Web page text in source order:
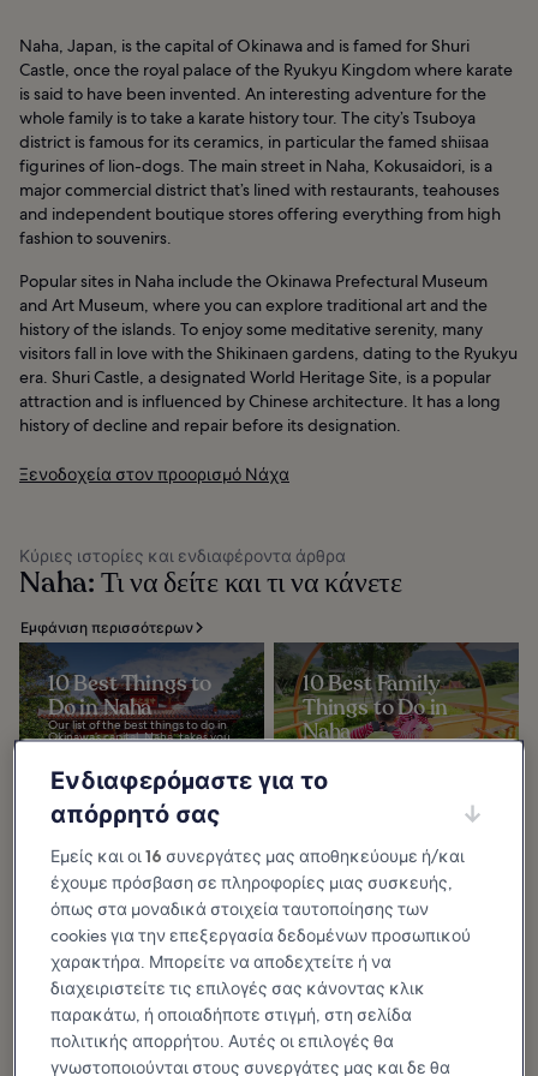
Naha, Japan, is the capital of Okinawa and is famed for Shuri
Castle, once the royal palace of the Ryukyu Kingdom where karate
is said to have been invented. An interesting adventure for the
whole family is to take a karate history tour. The city’s Tsuboya
district is famous for its ceramics, in particular the famed shiisaa
figurines of lion-dogs. The main street in Naha, Kokusaidori, is a
major commercial district that’s lined with restaurants, teahouses
and independent boutique stores offering everything from high
fashion to souvenirs.
Popular sites in Naha include the Okinawa Prefectural Museum
and Art Museum, where you can explore traditional art and the
history of the islands. To enjoy some meditative serenity, many
visitors fall in love with the Shikinaen gardens, dating to the Ryukyu
era. Shuri Castle, a designated World Heritage Site, is a popular
attraction and is influenced by Chinese architecture. It has a long
history of decline and repair before its designation.
Ξενοδοχεία στον προορισμό Νάχα
Κύριες ιστορίες και ενδιαφέροντα άρθρα
Naha: Τι να δείτε και τι να κάνετε
Εμφάνιση περισσότερων
10 Best Things to
Do in Naha
Our list of the best things to do in
Okinawa’s capital, Naha, takes you
landmarks...
10 Best Family
Things to Do in
Naha
found in the capital city of the
10 Most Popular
Streets in Naha
The most popular streets in Naha
offer the culture and local flavor
you can only experience in
Okinawa. While Tokyo’s streets are
all about...
Ενδιαφερόμαστε για το
απόρρητό σας
Εμείς και οι16 συνεργάτες μας αποθηκεύουμε ή/και
έχουμε πρόσβαση σε πληροφορίες μιας συσκευής,
όπως στα μοναδικά στοιχεία ταυτοποίησης των
cookies για την επεξεργασία δεδομένων προσωπικού
χαρακτήρα. Μπορείτε να αποδεχτείτε ή να
διαχειριστείτε τις επιλογές σας κάνοντας κλικ
παρακάτω, ή οποιαδήποτε στιγμή, στη σελίδα
πολιτικής απορρήτου. Αυτές οι επιλογές θα
γνωστοποιούνται στους συνεργάτες μας και δε θα